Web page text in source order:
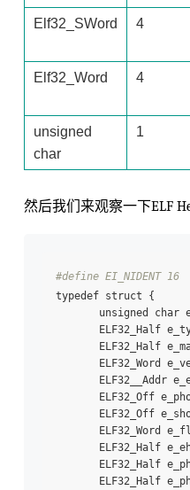
Elf32_SWord 4
Elf32_Word 4
unsigned
char
1
然后我们来观察一下ELF
#define EI_NIDENT 16
typedef struct {
unsigned char
ELF32_Half
ELF32_Half
ELF32_Word
ELF32__Addr
ELF32_Off
ELF32_Off
ELF32_Word
ELF32_Half
ELF32_Half
ELF32_Half